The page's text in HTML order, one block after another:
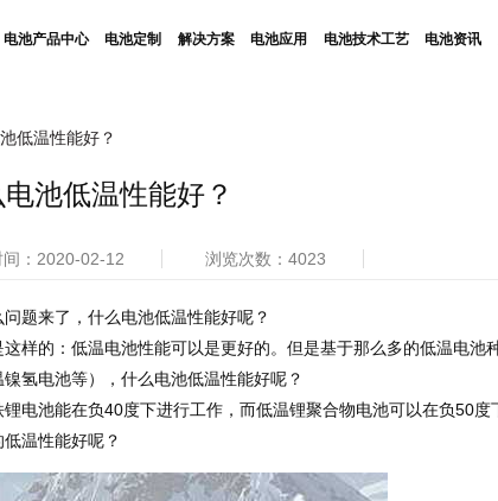
电池产品中心 电池定制 解决方案 电池应用 电池技术工艺 电池资讯
低温性能好？
池低温性能好？
间：2020-02-12 浏览次数：4023
题来了，什么电池低温性能好呢？
样的：低温电池性能可以是更好的。但是基于那么多的低温电池
氢电池等），什么电池低温性能好呢？
电池能在负40度下进行工作，而低温锂聚合物电池可以在负50度
温性能好呢？